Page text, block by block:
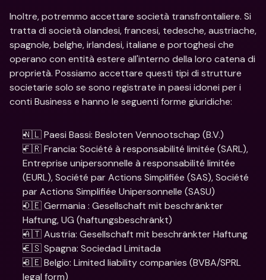
Inoltre, potremmo accettare società transfrontaliere. Si
tratta di società olandesi, francesi, tedesche, austriache,
spagnole, belghe, irlandesi, italiane e portoghesi che
operano con entità estere all'interno della loro catena di
proprietà. Possiamo accettare questi tipi di strutture
societarie solo se sono registrate in paesi idonei per i
conti Business e hanno le seguenti forme giuridiche:
🇳🇱 Paesi Bassi: Besloten Vennootschap (B.V.)
🇫🇷 Francia: Société à responsabilité limitée (SARL),
Entreprise unipersonnelle à responsabilité limitée
(EURL), Société par Actions Simplifiée (SAS), Société
par Actions Simplifiée Unipersonnelle (SASU)
🇩🇪 Germania : Gesellschaft mit beschränkter
Haftung, UG (haftungsbeschränkt)
🇦🇹 Austria: Gesellschaft mit beschränkter Haftung
🇪🇸 Spagna: Sociedad Limitada
🇧🇪 Belgio: Limited liability companies (BVBA/SPRL
legal form)